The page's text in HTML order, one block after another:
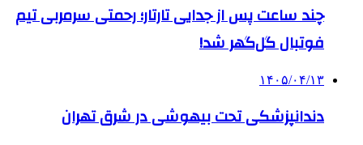
چند ساعت پس از جدایی تارتار؛ رحمتی سرمربی تیم
فوتبال گل‌گهر شد!
۱۴۰۵/۰۴/۱۳
دندانپزشکی تحت بیهوشی در شرق تهران